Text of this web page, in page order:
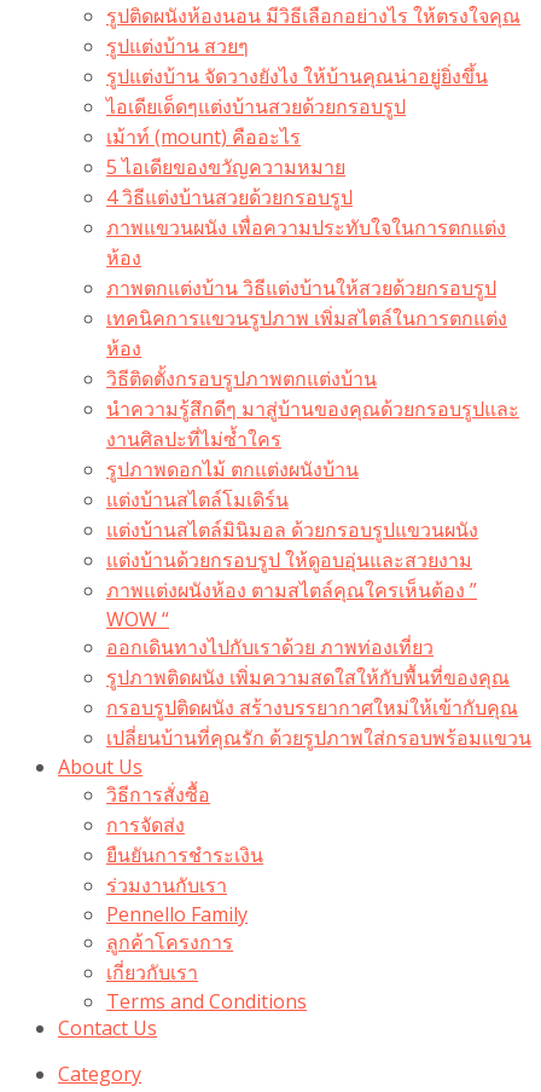
รูปติดผนังห้องนอน มีวิธีเลือกอย่างไร ให้ตรงใจคุณ
รูปแต่งบ้าน สวยๆ
รูปแต่งบ้าน จัดวางยังไง ให้บ้านคุณน่าอยู่ยิ่งขึ้น
ไอเดียเด็ดๆแต่งบ้านสวยด้วยกรอบรูป
เม้าท์ (mount) คืออะไร​
5 ไอเดียของขวัญความหมาย
4 วิธีแต่งบ้านสวยด้วยกรอบรูป
ภาพแขวนผนัง เพื่อความประทับใจในการตกแต่ง
ห้อง
ภาพตกแต่งบ้าน วิธีแต่งบ้านให้สวยด้วยกรอบรูป
เทคนิคการแขวนรูปภาพ เพิ่มสไตล์ในการตกแต่ง
ห้อง
วิธีติดตั้งกรอบรูปภาพตกแต่งบ้าน
นำความรู้สึกดีๆ มาสู่บ้านของคุณด้วยกรอบรูปและ
งานศิลปะที่ไม่ซ้ำใคร
รูปภาพดอกไม้ ตกแต่งผนังบ้าน
แต่งบ้านสไตล์โมเดิร์น
แต่งบ้านสไตล์มินิมอล ด้วยกรอบรูปแขวนผนัง
แต่งบ้านด้วยกรอบรูป ให้ดูอบอุ่นและสวยงาม
ภาพแต่งผนังห้อง ตามสไตล์คุณใครเห็นต้อง ”
WOW “
ออกเดินทางไปกับเราด้วย ภาพท่องเที่ยว
รูปภาพติดผนัง เพิ่มความสดใสให้กับพื้นที่ของคุณ
กรอบรูปติดผนัง สร้างบรรยากาศใหม่ให้เข้ากับคุณ
เปลี่ยนบ้านที่คุณรัก ด้วยรูปภาพใส่กรอบพร้อมแขวน​
About Us
วิธีการสั่งซื้อ
การจัดส่ง
ยืนยันการชำระเงิน
ร่วมงานกับเรา
Pennello Family
ลูกค้าโครงการ
เกี่ยวกับเรา
Terms and Conditions
Contact Us
Category